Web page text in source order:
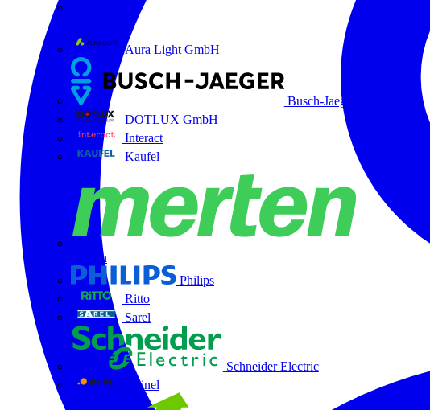
Aura Light GmbH
Busch-Jaeger
DOTLUX GmbH
Interact
Kaufel
Merten
Philips
Ritto
Sarel
Schneider Electric
Steinel